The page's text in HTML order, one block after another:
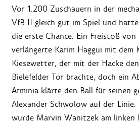
Vor 1.200 Zuschauern in der
VfB II gleich gut im Spiel und
die erste Chance. Ein Freistoß
verlängerte Karim Haggui mit dem
Kiesewetter, der mit der Hacke
Bielefelder Tor brachte, doch ein
Arminia klärte den Ball für seinen
Alexander Schwolow auf der
wurde Marvin Wanitzek am linken